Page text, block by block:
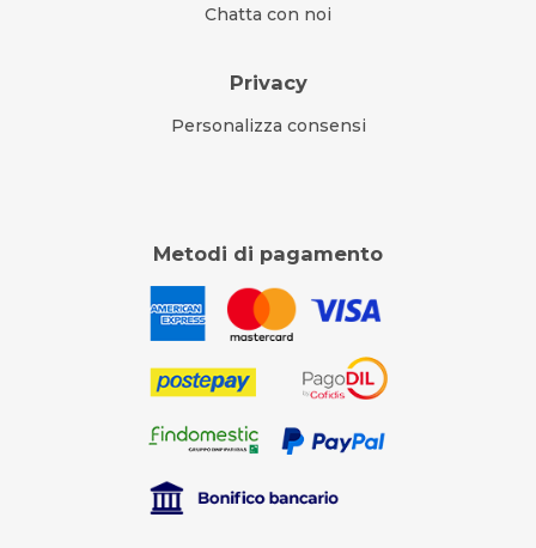
Chatta con noi
Privacy
Personalizza consensi
Metodi di pagamento